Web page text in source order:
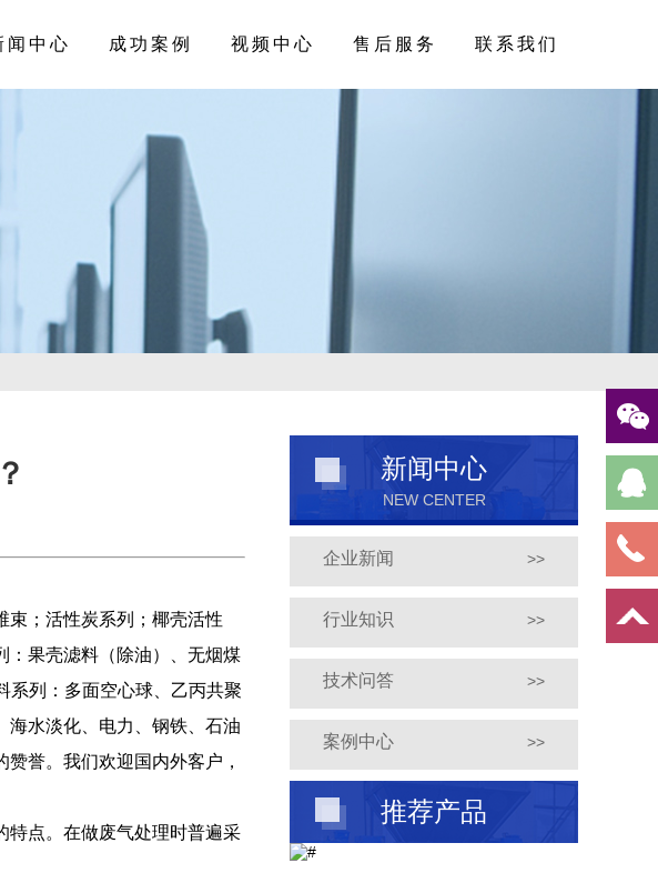
闻中心 成功案例 视频中心 售后服务 联系我们
新闻中心
NEW CENTER
企业新闻 >>
行业知识 >>
技术问答 >>
案例中心 >>
推荐产品
；活性炭系列；椰壳活性
：果壳滤料（除油）、无烟煤
系列：多面空心球、乙丙共聚
海水淡化、电力、钢铁、石油
誉。我们欢迎国内外客户，
点。在做废气处理时普遍采